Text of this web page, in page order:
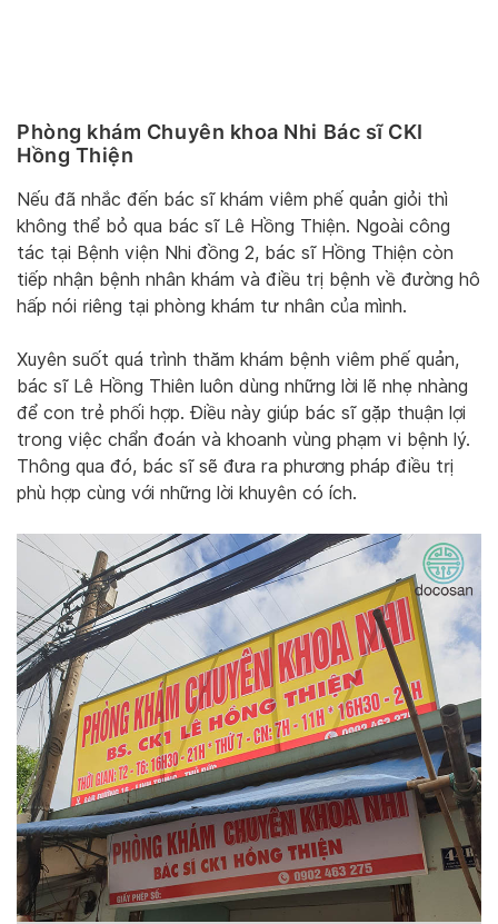
Phòng khám Chuyên khoa Nhi Bác sĩ CKI
Hồng Thiện
Nếu đã nhắc đến bác sĩ khám viêm phế quản giỏi thì
không thể bỏ qua bác sĩ Lê Hồng Thiện. Ngoài công
tác tại Bệnh viện Nhi đồng 2, bác sĩ Hồng Thiện còn
tiếp nhận bệnh nhân khám và điều trị bệnh về đường hô
hấp nói riêng tại phòng khám tư nhân của mình.
Xuyên suốt quá trình thăm khám bệnh viêm phế quản,
bác sĩ Lê Hồng Thiên luôn dùng những lời lẽ nhẹ nhàng
để con trẻ phối hợp. Điều này giúp bác sĩ gặp thuận lợi
trong việc chẩn đoán và khoanh vùng phạm vi bệnh lý.
Thông qua đó, bác sĩ sẽ đưa ra phương pháp điều trị
phù hợp cùng với những lời khuyên có ích.